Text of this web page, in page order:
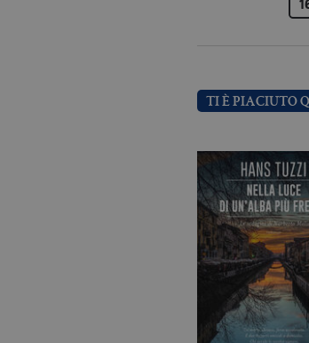
TI È PIACIUTO
_gid
Nome
_fbp